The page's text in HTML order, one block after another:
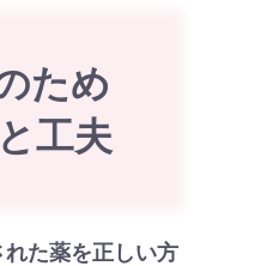
ため
工夫
た薬を正しい方